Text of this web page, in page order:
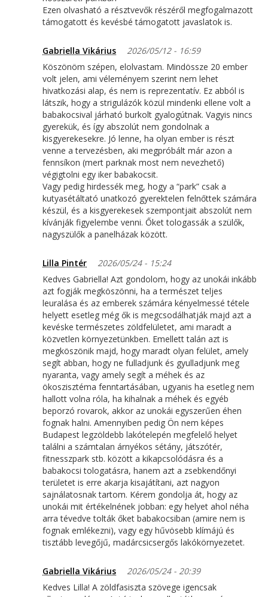
Ezen olvasható a résztvevők részéről megfogalmazott
támogatott és kevésbé támogatott javaslatok is.
Gabriella Vikárius
2026/05/12 - 16:59
Köszönöm szépen, elolvastam. Mindössze 20 ember
volt jelen, ami véleményem szerint nem lehet
hivatkozási alap, és nem is reprezentatív. Ez abból is
látszik, hogy a strigulázók közül mindenki ellene volt a
babakocsival járható burkolt gyalogútnak. Vagyis nincs
gyerekük, és így abszolút nem gondolnak a
kisgyerekesekre. Jó lenne, ha olyan ember is részt
venne a tervezésben, aki megpróbált már azon a
fennsíkon (mert parknak most nem nevezhető)
végigtolni egy iker babakocsit.
Vagy pedig hirdessék meg, hogy a “park” csak a
kutyasétáltató unatkozó gyerektelen felnőttek számára
készül, és a kisgyerekesek szempontjait abszolút nem
kívánják figyelembe venni. Őket tologassák a szülők,
nagyszülők a panelházak között.
Lilla Pintér
2026/05/24 - 15:24
Kedves Gabriella! Azt gondolom, hogy az unokái inkább
azt fogják megköszönni, ha a természet teljes
leuralása és az emberek számára kényelmessé tétele
helyett esetleg még ők is megcsodálhatják majd azt a
kevéske természetes zöldfelületet, ami maradt a
közvetlen környezetünkben. Emellett talán azt is
megköszönik majd, hogy maradt olyan felület, amely
segít abban, hogy ne fulladjunk és gyulladjunk meg
nyaranta, vagy amely segít a méhek és az
ökoszisztéma fenntartásában, ugyanis ha esetleg nem
hallott volna róla, ha kihalnak a méhek és egyéb
beporzó rovarok, akkor az unokái egyszerűen éhen
fognak halni. Amennyiben pedig Ön nem képes
Budapest legzöldebb lakótelepén megfelelő helyet
találni a számtalan árnyékos sétány, játszótér,
fitnesszpark stb. között a kikapcsolódásra és a
babakocsi tologatásra, hanem azt a zsebkendőnyi
területet is erre akarja kisajátítani, azt nagyon
sajnálatosnak tartom. Kérem gondolja át, hogy az
unokái mit értékelnének jobban: egy helyet ahol néha
arra tévedve tolták őket babakocsiban (amire nem is
fognak emlékezni), vagy egy hűvösebb klímájú és
tisztább levegőjű, madárcsicsergős lakókörnyezetet.
Gabriella Vikárius
2026/05/24 - 20:39
Kedves Lilla! A zöldfasiszta szövege igencsak